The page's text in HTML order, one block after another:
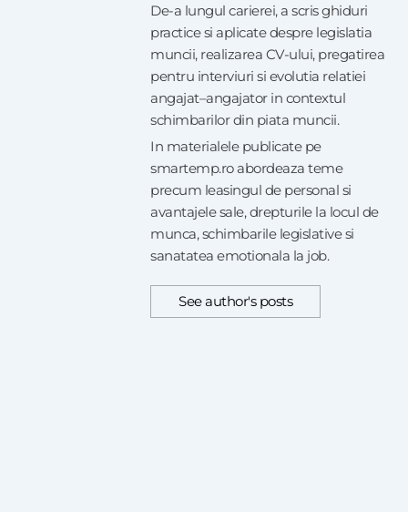
De-a lungul carierei, a scris ghiduri
practice si aplicate despre legislatia
muncii, realizarea CV-ului, pregatirea
pentru interviuri si evolutia relatiei
angajat–angajator in contextul
schimbarilor din piata muncii.
In materialele publicate pe
smartemp.ro abordeaza teme
precum leasingul de personal si
avantajele sale, drepturile la locul de
munca, schimbarile legislative si
sanatatea emotionala la job.
See author's posts